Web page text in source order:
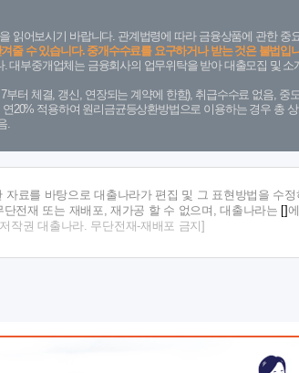
읽어보시기 바랍니다. 관계법령에 따라 금융상품에 관한
줄 수 있습니다. 중개수수료를 요구하거나 받는 것은 불법입
대부중개업체는 금융회사의 업무위탁을 받아 대출모집 및
부터 체결, 갱신, 연장되는 계약에 한함), 취급수수료 없음,
20% 적용하여 원리금균등상환방법으로 이용하는 경우 총
.
자료를 바탕으로 대출나라가 편집 및 그 표현방법을 수
전재 또는 재배포, 재가공 할 수 없으며, 대출나라는
[저작권 대출나라. 무단전재-재배포 금지]